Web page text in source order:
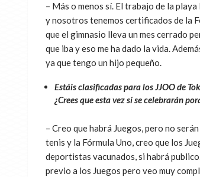
– Más o menos sí. El trabajo de la
y nosotros tenemos certificados de la
que el gimnasio lleva un mes cerrado
que iba y eso me ha dado la vida.
ya que tengo un hijo pequeño.
Estáis clasificadas para los JJOO de
¿Crees que esta vez sí se celebrarán
– Creo que habrá Juegos, pero no
tenis y la Fórmula Uno, creo que los
deportistas vacunados, si habrá
previo a los Juegos pero veo muy